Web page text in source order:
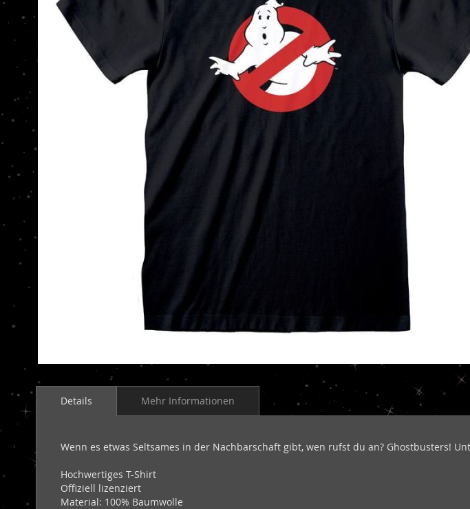
Anfang
Details
Wenn es etwas Seltsames in der Nachbarschaft gibt, wen rufst du an? Ghostbusters!
Hochwertiges T-Shirt
Offiziell lizenziert
Material: 100% Baumwolle
Mehr Informationen